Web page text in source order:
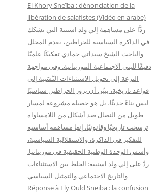
:
El Khory Sneïba : dénonciation de la
libération de salafistes (Vidéo en arabe)
ردًّا على مساهمة إلي ولد اسنيبة التي تشكك
في الذاكرة السياسية للحراطين، يقدم المحلل
والباحث الشيخ سيداتي حمادي تفكيكًا علميًا
دقيقًا للبنى الاجتماعية الموريتانية. وفي مواجهة
النزعة إلى تحويل الاستثناءات النَّسَبية إلى
قواعد تاريخية، يبيّن أن بروز الحراطين سياسيًا
ليس بناءً حديثًا، بل هو حصيلة مشروعة لمسار
طويل من النضال ضد أشكال من اللامساواة
ترسخت تاريخيًا وقانونيًا. إنها مساهمة أساسية
للتفكير في الذاكرة، والاستقلالية السياسية،
وأسس الوحدة الوطنية الحقيقية في موريتانيا.
ردّ على إلي ولد اسنيبة: الخلط بين الاستثناءات
والتاريخ الاجتماعي والتمثيل السياسي
Réponse à Ely Ould Sneiba : la confusion